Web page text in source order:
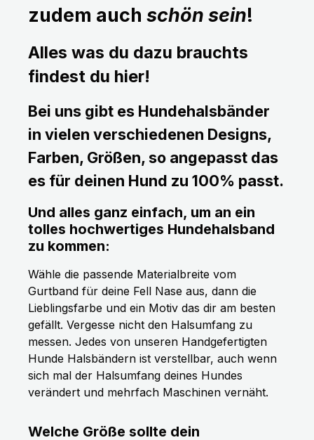
zudem auch schön sein!
Alles was du dazu brauchts
findest du hier!
Bei uns gibt es Hundehalsbänder
in vielen verschiedenen Designs,
Farben, Größen, so angepasst das
es für deinen Hund zu 100% passt.
Und alles ganz einfach, um an ein
tolles hochwertiges Hundehalsband
zu kommen:
Wähle die passende Materialbreite vom
Gurtband für deine Fell Nase aus, dann die
Lieblingsfarbe und ein Motiv das dir am besten
gefällt. Vergesse nicht den Halsumfang zu
messen. Jedes von unseren Handgefertigten
Hunde Halsbändern ist verstellbar, auch wenn
sich mal der Halsumfang deines Hundes
verändert und mehrfach Maschinen vernäht.
Welche Größe sollte dein